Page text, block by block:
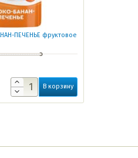
ПЕЧЕНЬЕ фруктовое
В корзину